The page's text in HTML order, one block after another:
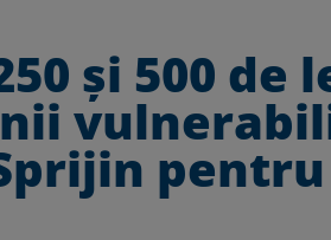
şi 500 de
pentru